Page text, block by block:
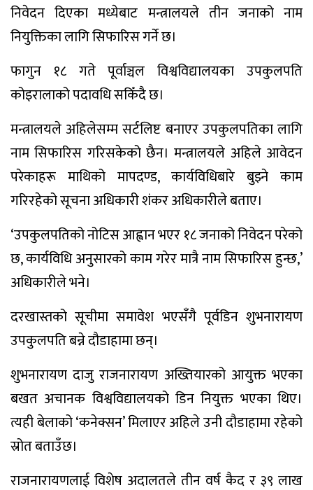
निवेदन दिएका मध्येबाट मन्त्रालयले तीन जनाको नाम
नियुक्तिका लागि सिफारिस गर्ने छ।
फागुन १८ गते पूर्वाञ्चल विश्वविद्यालयका उपकुलपति
कोइरालाको पदावधि सकिँदै छ।
मन्त्रालयले अहिलेसम्म सर्टलिष्ट बनाएर उपकुलपतिका लागि
नाम सिफारिस गरिसकेको छैन। मन्त्रालयले अहिले आवेदन
परेकाहरू माथिको मापदण्ड, कार्यविधिबारे बुझ्ने काम
गरिरहेको सूचना अधिकारी शंकर अधिकारीले बताए।
‘उपकुलपतिको नोटिस आह्वान भएर १८ जनाको निवेदन परेको
छ, कार्यविधि अनुसारको काम गरेर मात्रै नाम सिफारिस हुन्छ,’
अधिकारीले भने।
दरखास्तको सूचीमा समावेश भएसँगै पूर्वडिन शुभनारायण
उपकुलपति बन्ने दौडाहामा छन्।
शुभनारायण दाजु राजनारायण अख्तियारको आयुक्त भएका
बखत अचानक विश्वविद्यालयको डिन नियुक्त भएका थिए।
त्यही बेलाको ‘कनेक्सन’ मिलाएर अहिले उनी दौडाहामा रहेको
स्रोत बताउँछ।
राजनारायणलाई विशेष अदालतले तीन वर्ष कैद र ३९ लाख